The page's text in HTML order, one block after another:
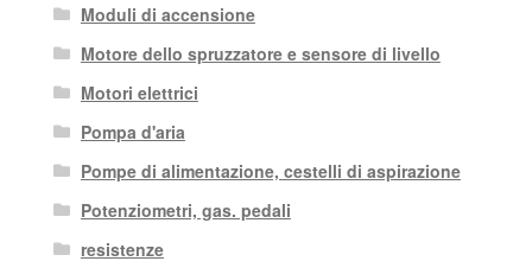
Moduli di accensione
Motore dello spruzzatore e sensore di livello
Motori elettrici
Pompa d'aria
Pompe di alimentazione, cestelli di aspirazione
Potenziometri, gas. pedali
resistenze